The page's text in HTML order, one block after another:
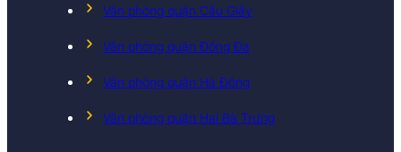
Văn phòng quận Cầu Giấy
Văn phòng quận Đống Đa
Văn phòng quận Hà Đông
Văn phòng quận Hai Bà Trưng